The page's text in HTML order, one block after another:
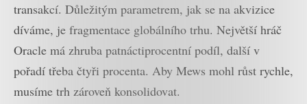
transakcí. Důležitým parametrem, jak se na akvizice
díváme, je fragmentace globálního trhu. Největší hráč
Oracle má zhruba patnáctiprocentní podíl, další v
pořadí třeba čtyři procenta. Aby Mews mohl růst rychle,
musíme trh zároveň konsolidovat.